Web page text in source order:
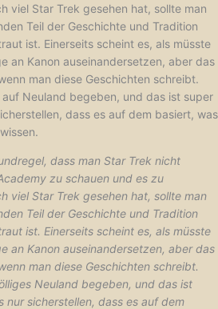
viel Star Trek gesehen hat, sollte man
Teil der Geschichte und Tradition
ist. Einerseits scheint es, als müsste
an Kanon auseinandersetzen, aber das
man diese Geschichten schreibt.
Neuland begeben, und das ist super
dass es auf dem basiert, was
dass man Star Trek nicht
zu schauen und es zu
viel Star Trek gesehen hat, sollte man
Teil der Geschichte und Tradition
ist. Einerseits scheint es, als müsste
an Kanon auseinandersetzen, aber das
man diese Geschichten schreibt.
Neuland begeben, und das ist
nur sicherstellen, dass es auf dem